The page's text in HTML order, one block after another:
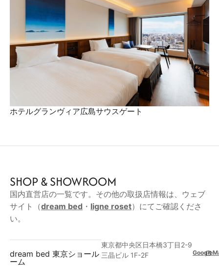
ホテルグランヴィア広島サウスゲート
SHOP & SHOWROOM
国内直営店の一覧です。その他の取扱店情報は、ウェブ
サイト（dream bed ・ ligne roset）にてご確認くださ
い。
dream bed 東京ショール
ーム
東京都中央区日本橋3丁目2-9
三晶ビル 1F-2F